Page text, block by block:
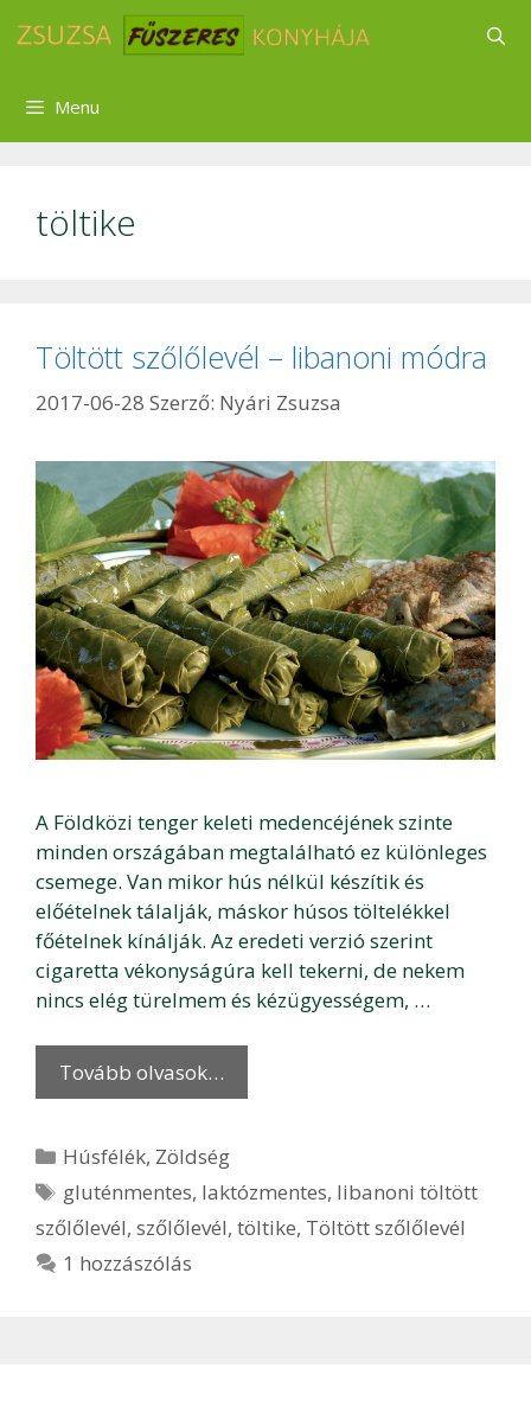
Menu
töltike
Töltött szőlőlevél – libanoni módra
2017-06-28 Szerző: Nyári Zsuzsa
A Földközi tenger keleti medencéjének szinte
minden országában megtalálható ez különleges
csemege. Van mikor hús nélkül készítik és
előételnek tálalják, máskor húsos töltelékkel
főételnek kínálják. Az eredeti verzió szerint
cigaretta vékonyságúra kell tekerni, de nekem
nincs elég türelmem és kézügyességem, …
Tovább olvasok…
Kategória
Húsfélék, Zöldség
Címkék
gluténmentes, laktózmentes, libanoni töltött
szőlőlevél, szőlőlevél, töltike, Töltött szőlőlevél
1 hozzászólás